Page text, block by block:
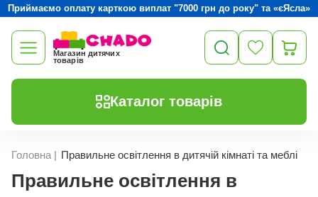
Приймаємо оплату карткою виплат "7000 грн до року" та «єЯсла»
Магазин дитячих
товарів
Каталог товарів
Головна | Правильне освітлення в дитячій кімнаті та меблі
Правильне освітлення в